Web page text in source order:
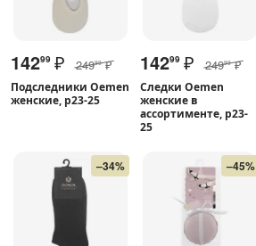
14299 ₽ 24999 ₽
Подследники Oemen
женские, р23-25
14299 ₽ 24999 ₽
Следки Oemen
женские в
ассортименте, р23-
25
–34% –45%